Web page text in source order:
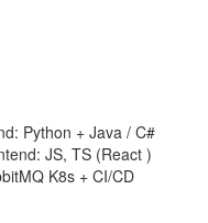
Python + Java / C#
JS, TS (React )
K8s + CI/CD